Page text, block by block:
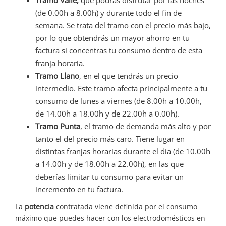
(de 0.00h a 8.00h) y durante todo el fin de
semana. Se trata del tramo con el precio más bajo,
por lo que obtendrás un mayor ahorro en tu
factura si concentras tu consumo dentro de esta
franja horaria.
Tramo Llano, en el que tendrás un precio
intermedio. Este tramo afecta principalmente a tu
consumo de lunes a viernes (de 8.00h a 10.00h,
de 14.00h a 18.00h y de 22.00h a 0.00h).
Tramo Punta, el tramo de demanda más alto y por
tanto el del precio más caro. Tiene lugar en
distintas franjas horarias durante el día (de 10.00h
a 14.00h y de 18.00h a 22.00h), en las que
deberías limitar tu consumo para evitar un
incremento en tu factura.
La potencia contratada viene definida por el consumo
máximo que puedes hacer con los electrodomésticos en